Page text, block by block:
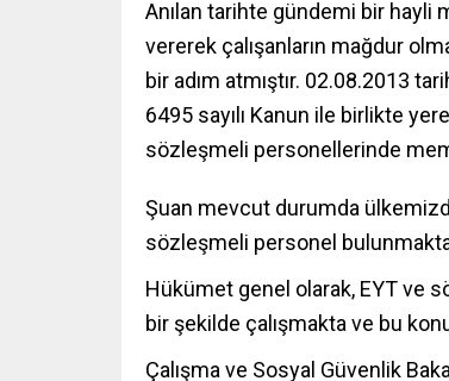
Anılan tarihte gündemi bir
vererek çalışanların mağdur
bir adım atmıştır. 02.08.2013
6495 sayılı Kanun ile birlikte
sözleşmeli personellerinde
Şuan mevcut durumda
sözleşmeli personel
Hükümet genel olarak, EYT ve
bir şekilde çalışmakta ve bu
Çalışma ve Sosyal Güvenlik